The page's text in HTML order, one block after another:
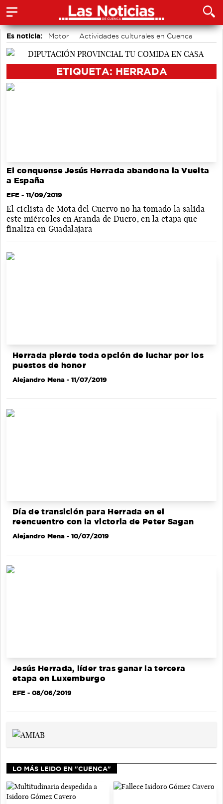
Es noticia: Motor
Actividades culturales en Cuenca
Medio Ambiente
ETIQUETA: HERRADA
El conquense Jesús Herrada abandona la Vuelta
a España
EFE - 11/09/2019
El ciclista de Mota del Cuervo no ha tomado la salida
este miércoles en Aranda de Duero, en la etapa que
finaliza en Guadalajara
Herrada pierde toda opción de luchar por los
puestos de honor
Alejandro Mena - 11/07/2019
Día de transición para Herrada en el
reencuentro con la victoria de Peter Sagan
Alejandro Mena - 10/07/2019
Jesús Herrada, líder tras ganar la tercera
etapa en Luxemburgo
EFE - 08/06/2019
LO MÁS LEIDO EN "CUENCA"